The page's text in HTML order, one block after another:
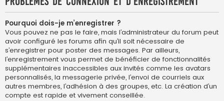
Pourquoi dois-je m’enregistrer ?
Vous pouvez ne pas le faire, mais l’administrateur du forum peut
avoir configuré les forums afin qu’il soit nécessaire de
s’enregistrer pour poster des messages. Par ailleurs,
l’enregistrement vous permet de bénéficier de fonctionnalités
supplémentaires inaccessibles aux invités comme les avatars
personnalisés, la messagerie privée, l’envoi de courriels aux
autres membres, l’adhésion à des groupes, etc. La création d’un
compte est rapide et vivement conseillée.